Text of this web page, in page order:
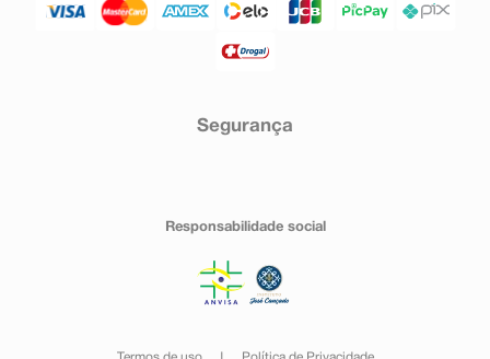
Segurança
Responsabilidade social